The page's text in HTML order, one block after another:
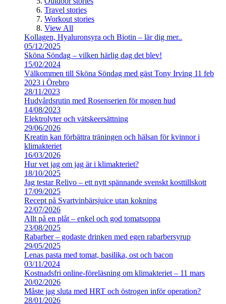
Travel stories
Workout stories
View All
Kollagen, Hyaluronsyra och Biotin – lär dig mer..
05/12/2025
Sköna Söndag – vilken härlig dag det blev!
15/02/2024
Välkommen till Sköna Söndag med gäst Tony Irving 11 feb
2023 i Örebro
28/11/2023
Hudvårdsrutin med Rosenserien för mogen hud
14/08/2023
Elektrolyter och vätskeersättning
29/06/2026
Kreatin kan förbättra träningen och hälsan för kvinnor i
klimakteriet
16/03/2026
Hur vet jag om jag är i klimakteriet?
18/10/2025
Jag testar Relivo – ett nytt spännande svenskt kosttillskott
17/09/2025
Recept på Svartvinbärsjuice utan kokning
22/07/2026
Allt på en plåt – enkel och god tomatsoppa
23/08/2025
Rabarber – godaste drinken med egen rabarbersyrup
29/05/2025
Lenas pasta med tomat, basilika, ost och bacon
03/11/2024
Kostnadsfri online-föreläsning om klimakteriet – 11 mars
20/02/2026
Måste jag sluta med HRT och östrogen inför operation?
28/01/2026